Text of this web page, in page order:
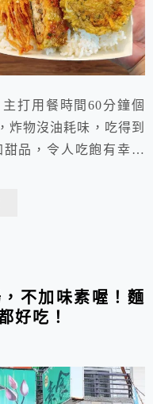
打用餐時間60分鐘個
炸物沒油耗味，吃得到
品，令人吃飽有幸福
不加味素喔！麵
好吃！